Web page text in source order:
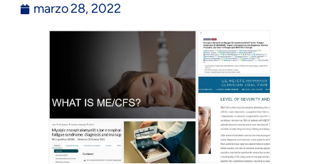
marzo 28, 2022